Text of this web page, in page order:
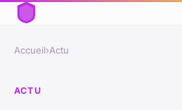
Accueil›Actu
ACTU